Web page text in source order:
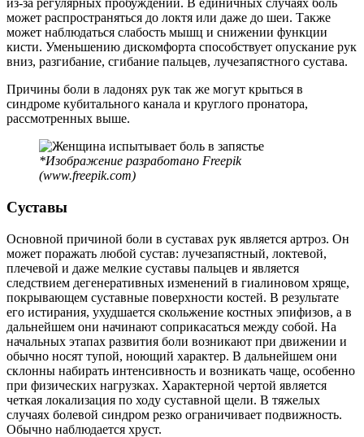
из-за регулярных пробуждений. В единичных случаях боль
может распространяться до локтя или даже до шеи. Также
может наблюдаться слабость мышц и снижении функции
кисти. Уменьшению дискомфорта способствует опускание рук
вниз, разгибание, сгибание пальцев, лучезапястного сустава.
Причины боли в ладонях рук так же могут крыться в
синдроме кубитального канала и круглого пронатора,
рассмотренных выше.
*Изображение разработано Freepik
(www.freepik.com)
Суставы
Основной причиной боли в суставах рук является артроз. Он
может поражать любой сустав: лучезапястный, локтевой,
плечевой и даже мелкие суставы пальцев и является
следствием дегенеративных изменений в гиалиновом хряще,
покрывающем суставные поверхности костей. В результате
его истирания, ухудшается скольжение костных эпифизов, а в
дальнейшем они начинают соприкасаться между собой. На
начальных этапах развития боли возникают при движении и
обычно носят тупой, ноющий характер. В дальнейшем они
склонны набирать интенсивность и возникать чаще, особенно
при физических нагрузках. Характерной чертой является
четкая локализация по ходу суставной щели. В тяжелых
случаях болевой синдром резко ограничивает подвижность.
Обычно наблюдается хруст.